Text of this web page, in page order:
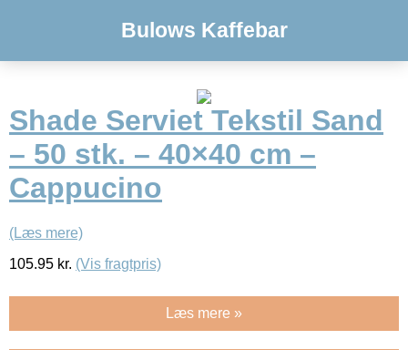
Bulows Kaffebar
Shade Serviet Tekstil Sand
– 50 stk. – 40×40 cm –
Cappucino
(Læs mere)
105.95 kr. (Vis fragtpris)
Læs mere »